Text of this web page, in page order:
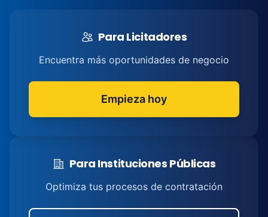
Para Licitadores
Encuentra más oportunidades de negocio
Empieza hoy
Para Instituciones Públicas
Optimiza tus procesos de contratación